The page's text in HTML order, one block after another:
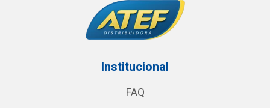
Institucional
FAQ